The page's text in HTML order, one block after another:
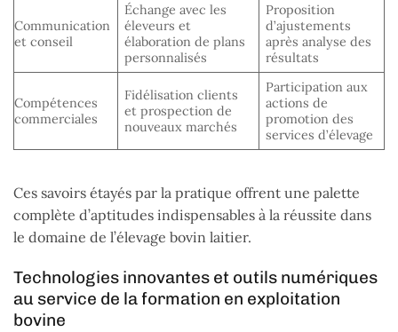
Communication
et conseil
Échange avec les
éleveurs et
élaboration de plans
personnalisés
Proposition
d’ajustements
après analyse des
résultats
Compétences
commerciales
Fidélisation clients
et prospection de
nouveaux marchés
Participation aux
actions de
promotion des
services d’élevage
Ces savoirs étayés par la pratique offrent une palette
complète d’aptitudes indispensables à la réussite dans
le domaine de l’élevage bovin laitier.
Technologies innovantes et outils numériques
au service de la formation en exploitation
bovine